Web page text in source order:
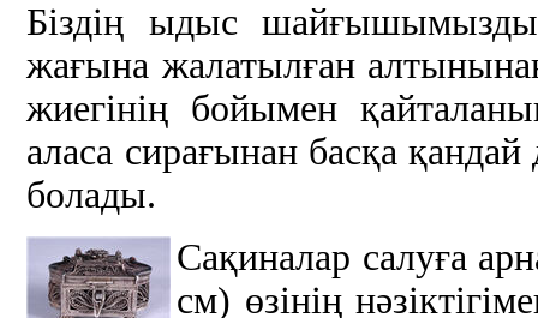
Біздің ыдыс
жағына жалатылған
жиегінің бойымен
аласа сирағынан басқа
болады.
Сақиналар салуға
см) өзінің